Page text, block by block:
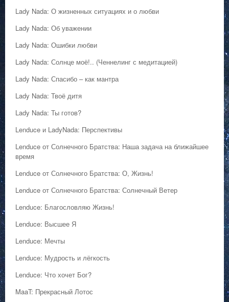
Lady Nada: О жизненных ситуациях и о любви
Lady Nada: Об уважении
Lady Nada: Ошибки любви
Lady Nada: Солнце моё!.. (Ченнелинг с медитацией)
Lady Nada: Спасибо – как мантра
Lady Nada: Твоё дитя
Lady Nada: Ты готов?
Lenduce и LadyNada: Перспективы
Lenduce от Солнечного Братства: Наша задача на ближайшее
время
Lenduce от Солнечного Братства: О, Жизнь!
Lenduce от Солнечного Братства: Солнечный Ветер
Lenduce: Благословляю Жизнь!
Lenduce: Высшее Я
Lenduce: Мечты
Lenduce: Мудрость и лёгкость
Lenduce: Что хочет Бог?
MaaT: Прекрасный Лотос